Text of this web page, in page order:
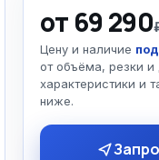
от 69 290
Цену и наличие
от объёма, резки и
характеристики и
ниже.